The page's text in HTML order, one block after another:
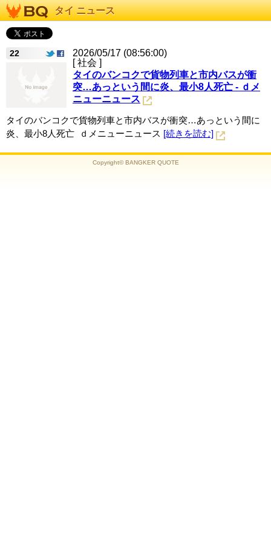
タイ ニュース
22
2026/05/17 (08:56:00)
[ 社会 ]
タイのバンコクで貨物列車と市内バスが衝
突…あっという間に炎、最小8人死亡 - ｄメ
ニューニュース
タイのバンコクで貨物列車と市内バスが衝突…あっという間に
炎、最小8人死亡 ｄメニューニュース [続きを読む]
Copyright© BANGKER QUOTE